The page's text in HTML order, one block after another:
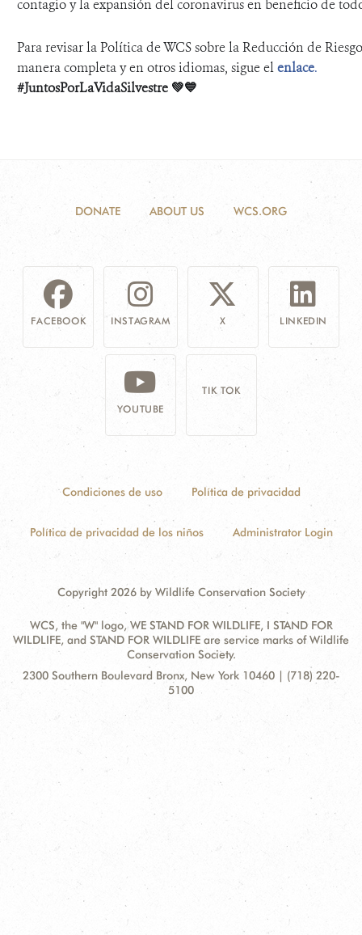
contagio y la expansión del coronavirus en beneficio de
Para revisar la Política de WCS sobre la Reducción de
manera completa y en otros idiomas, sigue elenlace.
#JuntosPorLaVidaSilvestre 💚💙
DONATE ABOUT US WCS.ORG
FACEBOOK INSTAGRAM X LINKEDIN
YOUTUBE
TIK TOK
Condiciones de uso Política de privacidad
Política de privacidad de los niños Administrator Login
Copyright 2026 by Wildlife Conservation Society
WCS, the "W" logo, WE STAND FOR WILDLIFE, I STAND FOR
WILDLIFE, and STAND FOR WILDLIFE are service marks of Wildlife
Conservation Society.
Contact
Address:
2300 Southern Boulevard Bronx, New York 10460 | (718) 220-
5100